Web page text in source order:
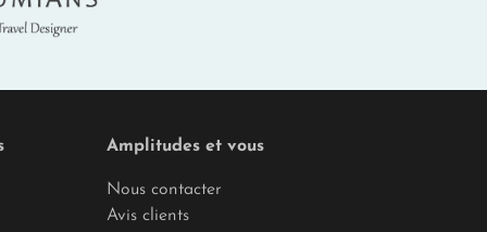
Amplitudes et vous
Nous contacter
Avis clients